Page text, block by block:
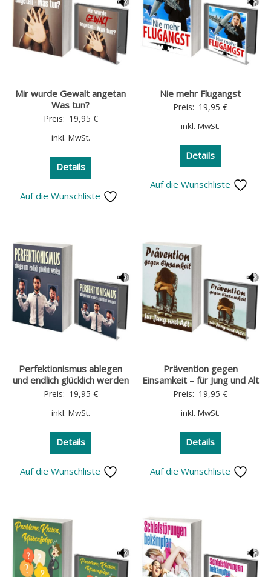
Mir wurde Gewalt angetan
Was tun?
Preis: 19,95 €
inkl. MwSt.
Details
Auf die Wunschliste
Nie mehr Flugangst
Preis: 19,95€
inkl. MwSt.
Details
Auf die Wunschliste
Perfektionismus ablegen
und endlich glücklich werden
Preis: 19,95 €
inkl. MwSt.
Details
Auf die Wunschliste
Prävention gegen
Einsamkeit – für Jung und Alt
Preis: 19,95€
inkl. MwSt.
Details
Auf die Wunschliste